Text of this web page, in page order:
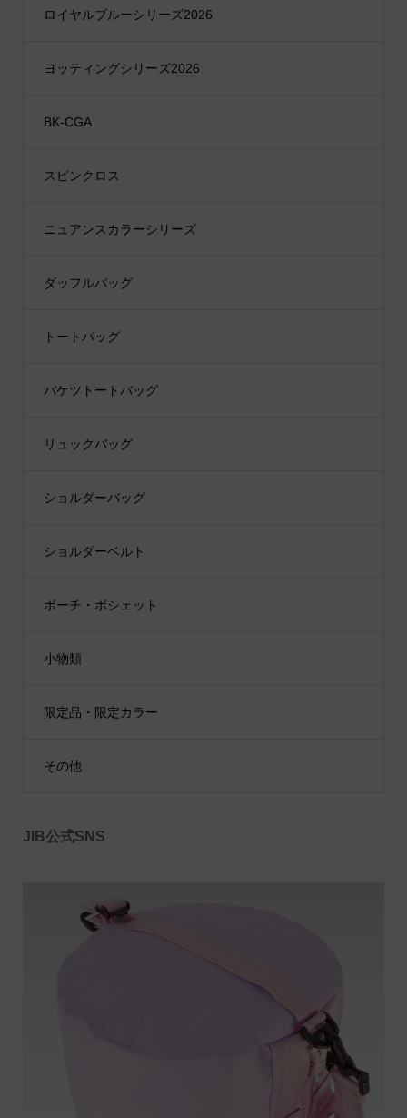
ロイヤルブルーシリーズ2026
ヨッティングシリーズ2026
BK-CGA
スピンクロス
ニュアンスカラーシリーズ
ダッフルバッグ
トートバッグ
バケツトートバッグ
リュックバッグ
ショルダーバッグ
ショルダーベルト
ポーチ・ポシェット
小物類
限定品・限定カラー
その他
JIB公式SNS